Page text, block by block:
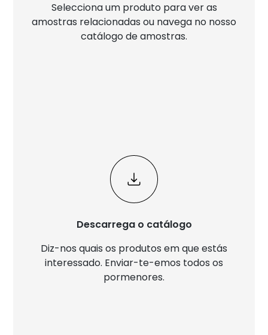
Selecciona um produto para ver as
amostras relacionadas ou navega no nosso
catálogo de amostras.
Descarrega o catálogo
Diz-nos quais os produtos em que estás
interessado. Enviar-te-emos todos os
pormenores.